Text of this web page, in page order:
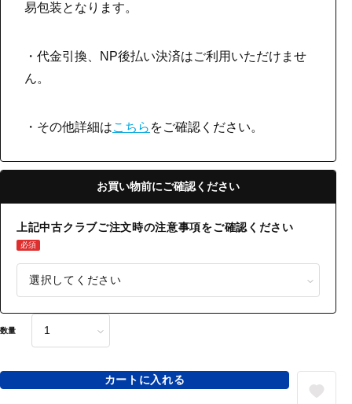
易包装となります。
・代金引換、NP後払い決済はご利用いただけませ
ん。
・その他詳細はこちら をご確認ください。
お買い物前にご確認ください
上記中古クラブご注文時の注意事項をご確認ください
必須
数量
カートに入れる